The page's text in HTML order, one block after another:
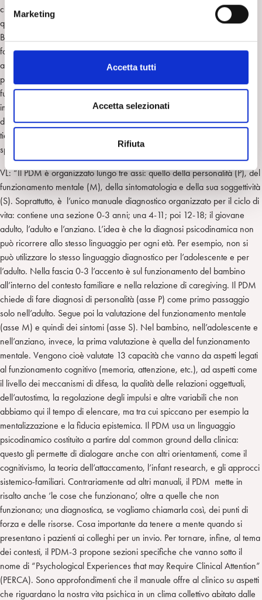
e
Marketing
Accetta tutti
Accetta selezionati
Rifiuta
che gli aspetti intrapsichici entrassero in un rapporto di scambio con
quelli sociali e culturali nel ragionamento clinico. Proprio qui in Italia
Basaglia ha sottolineato come gli elementi di contesto giochino un ruolo
fondamentale come determinanti di salute o di malattia. Anche riguardo
a questo tema ci sono posizioni diverse all’interno della comunità degli
psicoanalisti, perché alcuni si concentrano in modo particolare sul
funzionamento intrapsichico, mentre altri considerano di grande
importanza prendere in considerazione le componenti relazionali
dell’esperienza soggettiva. Il PDM è uno strumento affascinante perché
tiene conto della complessità: per questo mi piacerebbe che tu mi
spiegassi “ a colpo d’occhio” come approcciarlo.
VL: “Il PDM è organizzato lungo tre assi: quello della personalità (P), del
funzionamento mentale (M), della sintomatologia e della sua soggettività
(S). Soprattutto, è l’unico manuale diagnostico organizzato per il ciclo di
vita: contiene una sezione 0-3 anni; una 4-11; poi 12-18; il giovane
adulto, l’adulto e l’anziano. L’idea è che la diagnosi psicodinamica non
può ricorrere allo stesso linguaggio per ogni età. Per esempio, non si
può utilizzare lo stesso linguaggio diagnostico per l’adolescente e per
l’adulto. Nella fascia 0-3 l’accento è sul funzionamento del bambino
all’interno del contesto familiare e nella relazione di caregiving. Il PDM
chiede di fare diagnosi di personalità (asse P) come primo passaggio
solo nell’adulto. Segue poi la valutazione del funzionamento mentale
(asse M) e quindi dei sintomi (asse S). Nel bambino, nell’adolescente e
nell’anziano, invece, la prima valutazione è quella del funzionamento
mentale. Vengono cioè valutate 13 capacità che vanno da aspetti legati
al funzionamento cognitivo (memoria, attenzione, etc.), ad aspetti come
il livello dei meccanismi di difesa, la qualità delle relazioni oggettuali,
dell’autostima, la regolazione degli impulsi e altre variabili che non
abbiamo qui il tempo di elencare, ma tra cui spiccano per esempio la
mentalizzazione e la fiducia epistemica. Il PDM usa un linguaggio
psicodinamico costituito a partire dal common ground della clinica:
questo gli permette di dialogare anche con altri orientamenti, come il
cognitivismo, la teoria dell’attaccamento, l’infant research, e gli approcci
sistemico-familiari. Contrariamente ad altri manuali, il PDM mette in
risalto anche ‘le cose che funzionano’, oltre a quelle che non
funzionano; una diagnostica, se vogliamo chiamarla così, dei punti di
forza e delle risorse. Cosa importante da tenere a mente quando si
presentano i pazienti ai colleghi per un invio. Per tornare, infine, al tema
dei contesti, il PDM-3 propone sezioni specifiche che vanno sotto il
nome di “Psychological Experiences that may Require Clinical Attention”
(PERCA). Sono approfondimenti che il manuale offre al clinico su aspetti
che riguardano la nostra vita psichica in un clima collettivo abitato dalle